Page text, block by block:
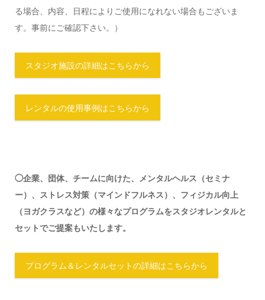
る場合、内容、日程によりご使用になれない場合もございま
す。事前にご確認下さい。）
スタジオ施設の詳細はこちらから
レンタルの使用事例はこちらから
◯企業、団体、チームに向けた、メンタルヘルス（セミナ
ー）、ストレス対策（マインドフルネス）、フィジカル向上
（ヨガクラスなど）の様々なプログラムをスタジオレンタルと
セットでご提案もいたします。
プログラム＆レンタルセットの詳細はこちらから